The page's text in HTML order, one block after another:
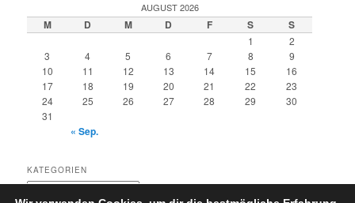
e
n
AUGUST 2026
M D M D F S S
1
2
3
4 5 6 7 8
9
10
11 12 13 14 15
16
17
18 19 20 21 22
23
24
25 26 27 28 29
30
31
« Sep.
KATEGORIEN
Kategorien